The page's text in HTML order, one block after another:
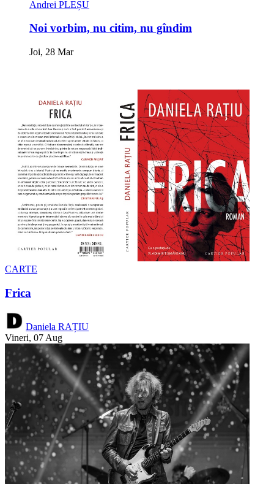
Andrei PLEȘU
Noi vorbim, nu citim, nu gîndim
Joi, 28 Mar
CARTE
Frica
Daniela RAȚIU
Vineri, 07 Aug